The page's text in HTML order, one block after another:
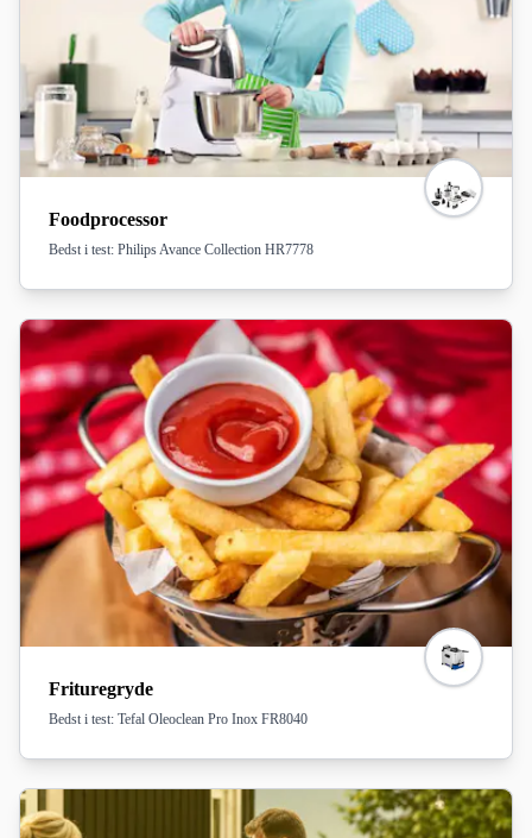
Foodprocessor
Bedst i test: Philips Avance Collection HR7778
Frituregryde
Bedst i test: Tefal Oleoclean Pro Inox FR8040